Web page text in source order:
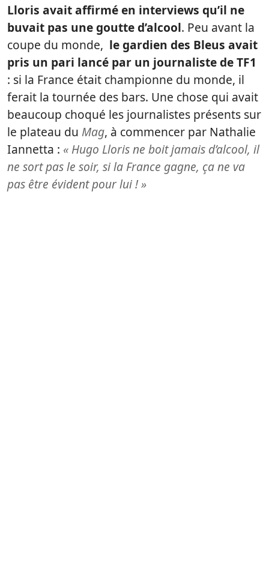
Lloris avait affirmé en interviews qu’il ne
buvait pas une goutte d’alcool. Peu avant la
coupe du monde, le gardien des Bleus avait
pris un pari lancé par un journaliste de TF1
: si la France était championne du monde, il
ferait la tournée des bars. Une chose qui avait
beaucoup choqué les journalistes présents sur
le plateau du Mag, à commencer par Nathalie
Iannetta : « Hugo Lloris ne boit jamais d’alcool, il
ne sort pas le soir, si la France gagne, ça ne va
pas être évident pour lui ! »